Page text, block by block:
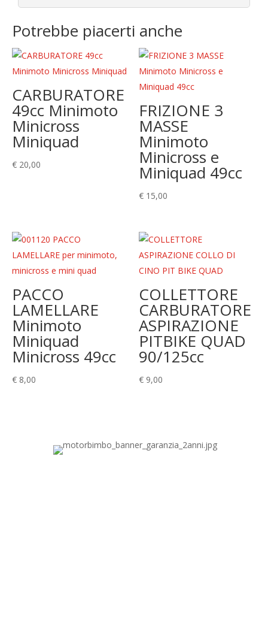
Potrebbe piacerti anche
CARBURATORE
49cc Minimoto
Minicross
Miniquad
€ 20,00
FRIZIONE 3
MASSE
Minimoto
Minicross e
Miniquad 49cc
€ 15,00
PACCO
LAMELLARE
Minimoto
Miniquad
Minicross 49cc
€ 8,00
COLLETTORE
CARBURATORE
ASPIRAZIONE
PITBIKE QUAD
90/125cc
€ 9,00